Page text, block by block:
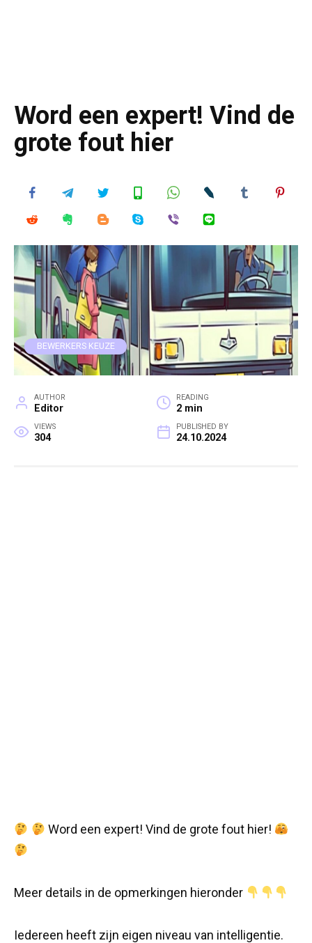
Word een expert! Vind de
grote fout hier
BEWERKERS KEUZE
AUTHOR
Editor
READING
2 min
VIEWS
304
PUBLISHED BY
24.10.2024
Word een expert! Vind de grote fout hier!
Meer details in de opmerkingen hieronder
Iedereen heeft zijn eigen niveau van intelligentie.